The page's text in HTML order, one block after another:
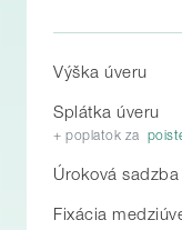
Výška úveru
Splátka úveru
+ poplatok za
Úroková sadzba
Fixácia